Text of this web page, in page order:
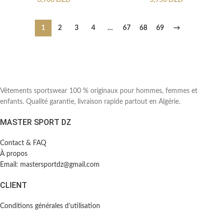
1 2 3 4 … 67 68 69 →
Vêtements sportswear 100 % originaux pour hommes, femmes et
enfants. Qualité garantie, livraison rapide partout en Algérie.
MASTER SPORT DZ
Contact & FAQ
À propos
Email: mastersportdz@gmail.com
CLIENT
Conditions générales d’utilisation